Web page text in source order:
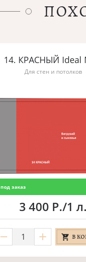
14. КРАСНЫЙ Ideal
Для стен и потолков
под заказ
3 400 Р./1 л.
В